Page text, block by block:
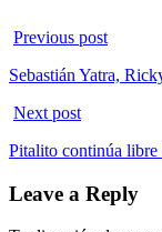
Previous post
Sebastián Yatra,
Next post
Pitalito continúa
Leave a Reply